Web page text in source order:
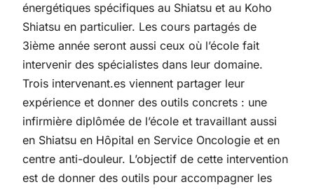
énergétiques spécifiques au Shiatsu et au Koho
Shiatsu en particulier. Les cours partagés de
3ième année seront aussi ceux où l’école fait
intervenir des spécialistes dans leur domaine.
Trois intervenant.es viennent partager leur
expérience et donner des outils concrets : une
infirmière diplômée de l’école et travaillant aussi
en Shiatsu en Hôpital en Service Oncologie et en
centre anti-douleur. L’objectif de cette intervention
est de donner des outils pour accompagner les